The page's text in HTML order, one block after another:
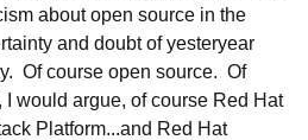
about open source in the
and doubt of yesteryear
Of course open source. Of
would argue, of course Red Hat
Platform...and Red Hat